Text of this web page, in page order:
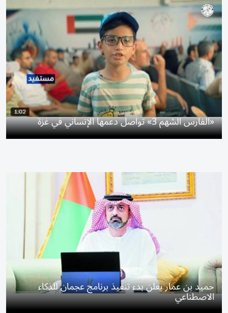
«الفارس الشهم 3» تواصل دعمها الإنساني في غزة
حميد بن عمار يعلن بدء تنفيذ برنامج عجمان للذكاء
الاصطناعي